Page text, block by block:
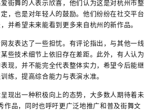
街舞的人表示欣喜，他们认为这是对杭州市整
，也是对年轻人的鼓励。他们纷纷在社交平台
并希望未来能看到更多来自杭州的新作品。
友表达了一些担忧。有评论指出，与其他一线
些技术细节上依旧存在差距。此外，有人认为
现，并不能完全代表整体实力，希望今后能继
练，提高综合能力与表演水准。
现出一种积极向上的态势，大多数人期待着未
作品，同时也呼吁更广泛地推广和普及街舞文